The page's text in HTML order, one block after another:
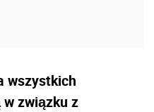
wszystkich
związku z